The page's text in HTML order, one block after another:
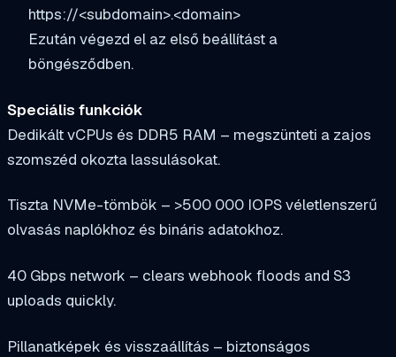
https://<subdomain>.<domain>
Ezután végezd el az első beállítást a
böngésződben.
Speciális funkciók
Dedikált vCPUs és DDR5 RAM – megszünteti a zajos
szomszéd okozta lassulásokat.
Tiszta NVMe-tömbök – >500 000 IOPS véletlenszerű
olvasás naplókhoz és bináris adatokhoz.
40 Gbps network – clears webhook floods and S3
uploads quickly.
Pillanatképek és visszaállítás – biztonságos